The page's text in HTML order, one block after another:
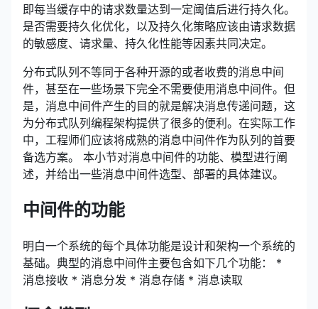
即每当缓存中的请求数量达到一定阈值后进行持久化。
是否需要持久化优化，以及持久化策略应该由请求数据
的敏感度、请求量、持久化性能等因素共同决定。
分布式队列不等同于各种开源的或者收费的消息中间
件，甚至在一些场景下完全不需要使用消息中间件。但
是，消息中间件产生的目的就是解决消息传递问题，这
为分布式队列编程架构提供了很多的便利。在实际工作
中，工程师们应该将成熟的消息中间件作为队列的首要
备选方案。 本小节对消息中间件的功能、模型进行阐
述，并给出一些消息中间件选型、部署的具体建议。
中间件的功能
明白一个系统的每个具体功能是设计和架构一个系统的
基础。典型的消息中间件主要包含如下几个功能： *
消息接收 * 消息分发 * 消息存储 * 消息读取